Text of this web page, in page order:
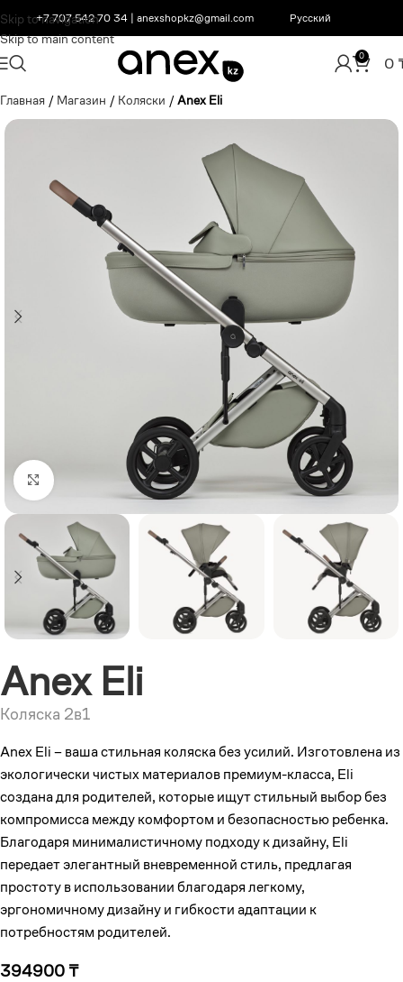
Skip to navigation
Skip to main content
+7 707 542 70 34 | anexshopkz@gmail.com Русский
0 0
Главная / Магазин / Коляски /Anex Eli
Увеличить
Anex Eli
Коляска 2в1
Anex Eli – ваша стильная коляска без усилий. Изготовлена из
экологически чистых материалов премиум-класса, Eli
создана для родителей, которые ищут стильный выбор без
компромисса между комфортом и безопасностью ребенка.
Благодаря минималистичному подходу к дизайну, Eli
передает элегантный вневременной стиль, предлагая
простоту в использовании благодаря легкому,
эргономичному дизайну и гибкости адаптации к
потребностям родителей.
394900 ₸